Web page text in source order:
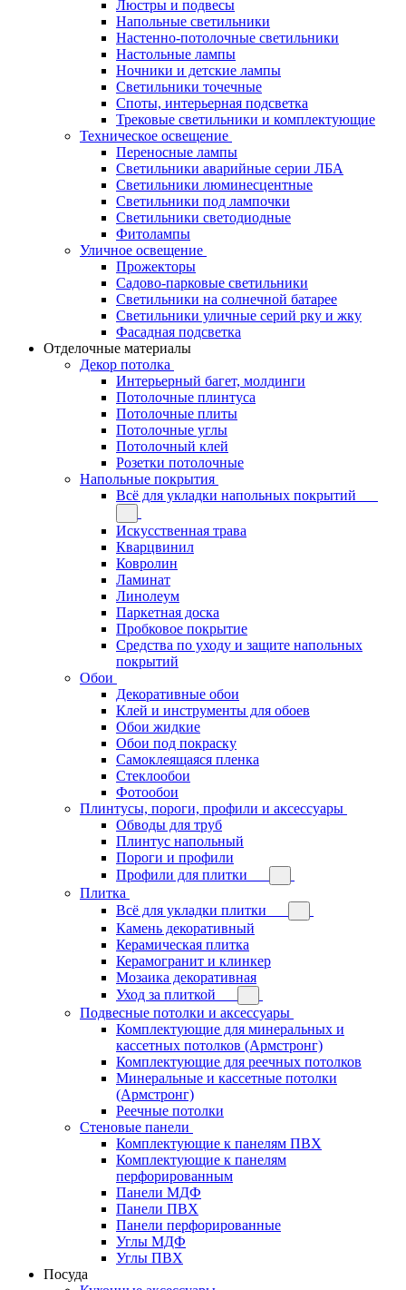
Люстры и подвесы
Напольные светильники
Настенно-потолочные светильники
Настольные лампы
Ночники и детские лампы
Светильники точечные
Споты, интерьерная подсветка
Трековые светильники и комплектующие
Техническое освещение
Переносные лампы
Светильники аварийные серии ЛБА
Светильники люминесцентные
Светильники под лампочки
Светильники светодиодные
Фитолампы
Уличное освещение
Прожекторы
Садово-парковые светильники
Светильники на солнечной батарее
Светильники уличные серий рку и жку
Фасадная подсветка
Отделочные материалы
Декор потолка
Интерьерный багет, молдинги
Потолочные плинтуса
Потолочные плиты
Потолочные углы
Потолочный клей
Розетки потолочные
Напольные покрытия
Всё для укладки напольных покрытий
Искусственная трава
Кварцвинил
Ковролин
Ламинат
Линолеум
Паркетная доска
Пробковое покрытие
Средства по уходу и защите напольных
покрытий
Обои
Декоративные обои
Клей и инструменты для обоев
Обои жидкие
Обои под покраску
Самоклеящаяся пленка
Стеклообои
Фотообои
Плинтусы, пороги, профили и аксессуары
Обводы для труб
Плинтус напольный
Пороги и профили
Профили для плитки
Плитка
Всё для укладки плитки
Камень декоративный
Керамическая плитка
Керамогранит и клинкер
Мозаика декоративная
Уход за плиткой
Подвесные потолки и аксессуары
Комплектующие для минеральных и
кассетных потолков (Армстронг)
Комплектующие для реечных потолков
Минеральные и кассетные потолки
(Армстронг)
Реечные потолки
Стеновые панели
Комплектующие к панелям ПВХ
Комплектующие к панелям
перфорированным
Панели МДФ
Панели ПВХ
Панели перфорированные
Углы МДФ
Углы ПВХ
Посуда